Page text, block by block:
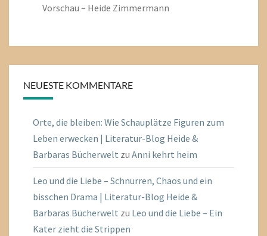
Vorschau – Heide Zimmermann
NEUESTE KOMMENTARE
Orte, die bleiben: Wie Schauplätze Figuren zum
Leben erwecken | Literatur-Blog Heide &
Barbaras Bücherwelt zu Anni kehrt heim
Leo und die Liebe – Schnurren, Chaos und ein
bisschen Drama | Literatur-Blog Heide &
Barbaras Bücherwelt zu Leo und die Liebe – Ein
Kater zieht die Strippen